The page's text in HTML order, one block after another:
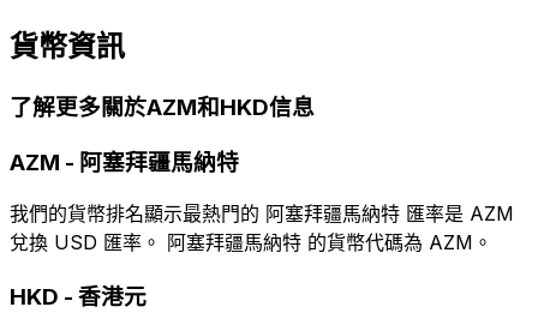
貨幣資訊
了解更多關於AZM和HKD信息
AZM - 阿塞拜疆馬納特
我們的貨幣排名顯示最熱門的 阿塞拜疆馬納特 匯率是 AZM
兌換 USD 匯率。 阿塞拜疆馬納特 的貨幣代碼為 AZM。
HKD - 香港元